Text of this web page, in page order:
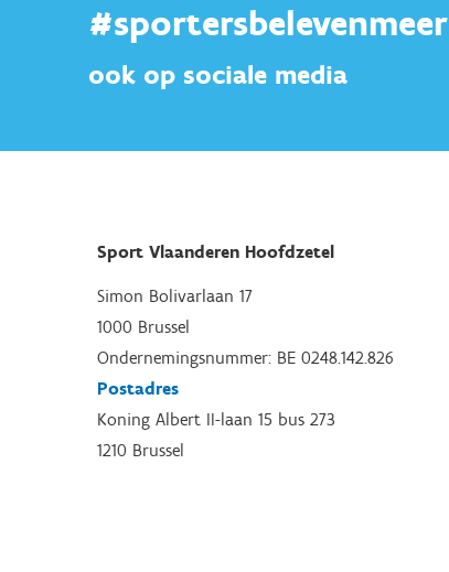
#sportersbelevenmeer
ook op sociale media
Sport Vlaanderen Hoofdzetel
Simon Bolivarlaan 17
1000 Brussel
Ondernemingsnummer: BE 0248.142.826
Postadres
Koning Albert II-laan 15 bus 273
1210 Brussel